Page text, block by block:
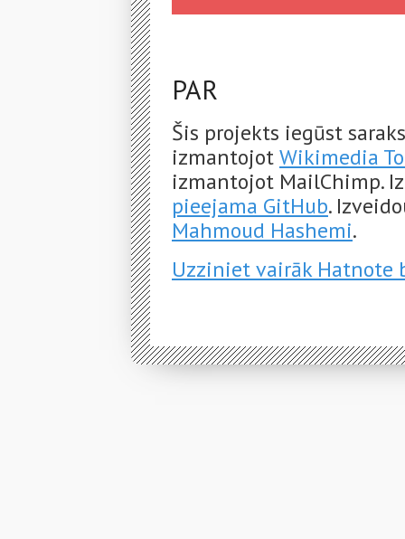
PAR
Šis projekts iegūst
izmantojotWikimedia
izmantojot MailChimp.
pieejama GitHub.
Mahmoud Hashemi.
Uzziniet vairāk Hatnote